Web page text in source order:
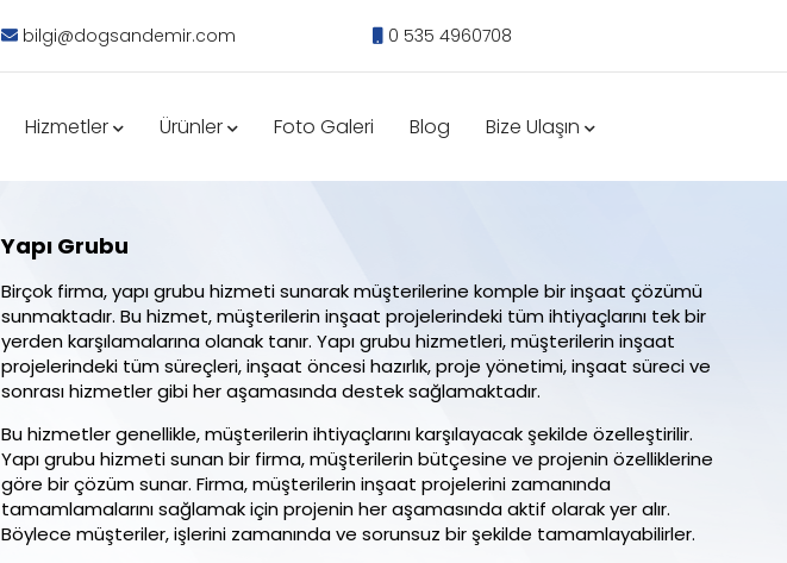
bilgi@dogsandemir.com 0 535 4960708
Hizmetler Ürünler Foto Galeri Blog Bize Ulaşın
Yapı Grubu
Birçok firma, yapı grubu hizmeti sunarak müşterilerine komple bir inşaat çözümü
sunmaktadır. Bu hizmet, müşterilerin inşaat projelerindeki tüm ihtiyaçlarını tek bir
yerden karşılamalarına olanak tanır. Yapı grubu hizmetleri, müşterilerin inşaat
projelerindeki tüm süreçleri, inşaat öncesi hazırlık, proje yönetimi, inşaat süreci ve
sonrası hizmetler gibi her aşamasında destek sağlamaktadır.
Bu hizmetler genellikle, müşterilerin ihtiyaçlarını karşılayacak şekilde özelleştirilir.
Yapı grubu hizmeti sunan bir firma, müşterilerin bütçesine ve projenin özelliklerine
göre bir çözüm sunar. Firma, müşterilerin inşaat projelerini zamanında
tamamlamalarını sağlamak için projenin her aşamasında aktif olarak yer alır.
Böylece müşteriler, işlerini zamanında ve sorunsuz bir şekilde tamamlayabilirler.